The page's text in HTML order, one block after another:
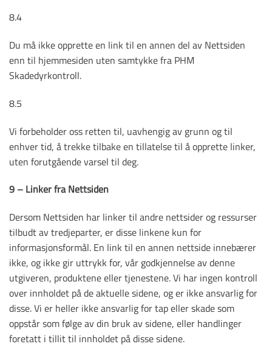
8.4
Du må ikke opprette en link til en annen del av Nettsiden
enn til hjemmesiden uten samtykke fra PHM
Skadedyrkontroll.
8.5
Vi forbeholder oss retten til, uavhengig av grunn og til
enhver tid, å trekke tilbake en tillatelse til å opprette linker,
uten forutgående varsel til deg.
9 – Linker fra Nettsiden
Dersom Nettsiden har linker til andre nettsider og ressurser
tilbudt av tredjeparter, er disse linkene kun for
informasjonsformål. En link til en annen nettside innebærer
ikke, og ikke gir uttrykk for, vår godkjennelse av denne
utgiveren, produktene eller tjenestene. Vi har ingen kontroll
over innholdet på de aktuelle sidene, og er ikke ansvarlig for
disse. Vi er heller ikke ansvarlig for tap eller skade som
oppstår som følge av din bruk av sidene, eller handlinger
foretatt i tillit til innholdet på disse sidene.